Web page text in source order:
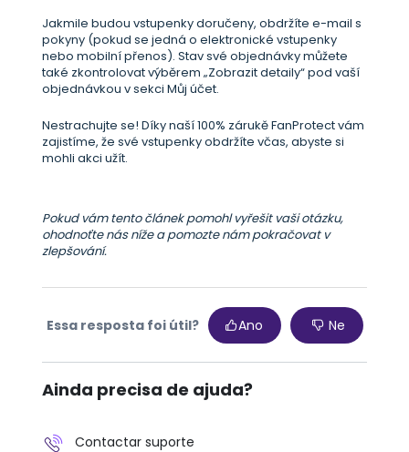
Jakmile budou vstupenky doručeny, obdržíte e-mail s
pokyny (pokud se jedná o elektronické vstupenky
nebo mobilní přenos). Stav své objednávky můžete
také zkontrolovat výběrem „Zobrazit detaily“ pod vaší
objednávkou v sekci Můj účet.
Nestrachujte se! Díky naší 100% zárukě FanProtect vám
zajistíme, že své vstupenky obdržíte včas, abyste si
mohli akci užít.
Pokud vám tento článek pomohl vyřešit vaši otázku,
ohodnoťte nás níže a pomozte nám pokračovat v
zlepšování.
Essa resposta foi útil? Ano Ne
Ainda precisa de ajuda?
Contactar suporte